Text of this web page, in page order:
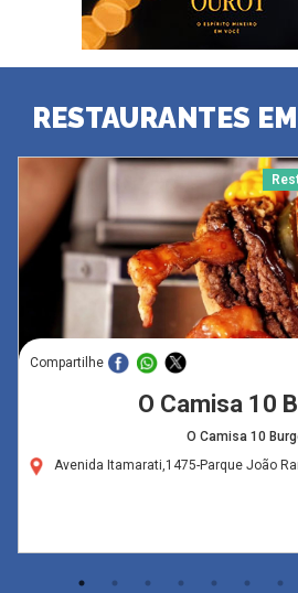
RESTAURANTES
Compartilhe
O Camisa 10
O Camisa 10
Avenida Itamarati,1475-Parque João